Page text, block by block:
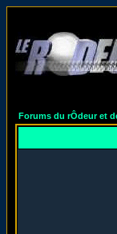
Forums du rÔdeur et